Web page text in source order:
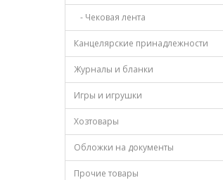
- Чековая лента
Канцелярские принадлежности
Журналы и бланки
Игры и игрушки
Хозтовары
Обложки на документы
Прочие товары